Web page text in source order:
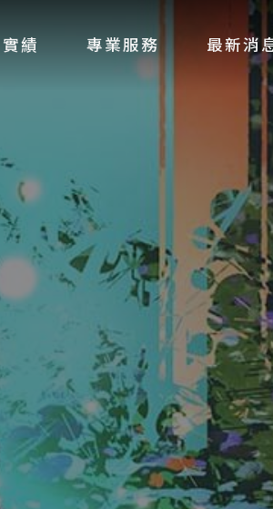
績 專業服務 最新消